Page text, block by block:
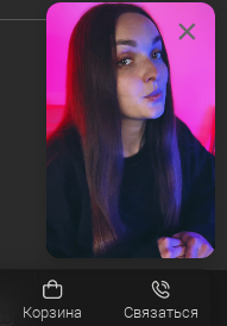
×
Корзина Связаться